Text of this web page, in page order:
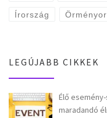
Írország
LEGÚJABB CIKKEK
Élő
maradandó